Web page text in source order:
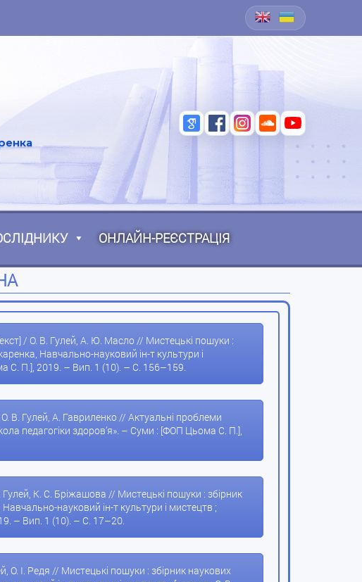
ОНЛАЙН-РЕЄСТРАЦІЯ
/ О. В. Гулей, А. Ю. Масло // Мистецькі пошуки :
Навчально-науковий ін-т культури і
С. П.], 2019. – Вип. 1 (10). – С. 156–159.
В. Гулей, А. Гавриленко // Актуальні проблеми
педагогіки здоров’я». – Суми : [ФОП Цьома С. П.],
К. С. Бріжашова // Мистецькі пошуки : збірник
науковий ін-т культури і мистецтв ;
– Вип. 1 (10). – С. 17–20.
О. І. Редя // Мистецькі пошуки : збірник наукових